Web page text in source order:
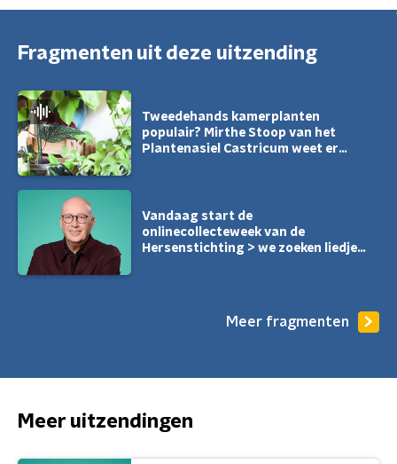
Fragmenten uit deze uitzending
Tweedehands kamerplanten
populair? Mirthe Stoop van het
Plantenasiel Castricum weet er
Vandaag start de
onlinecollecteweek van de
Hersenstichting > we zoeken liedjes
Meer fragmenten
Meer uitzendingen